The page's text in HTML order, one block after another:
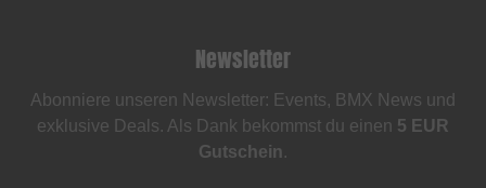
Newsletter
Abonniere unseren Newsletter: Events, BMX News und
exklusive Deals. Als Dank bekommst du einen 5 EUR
Gutschein.